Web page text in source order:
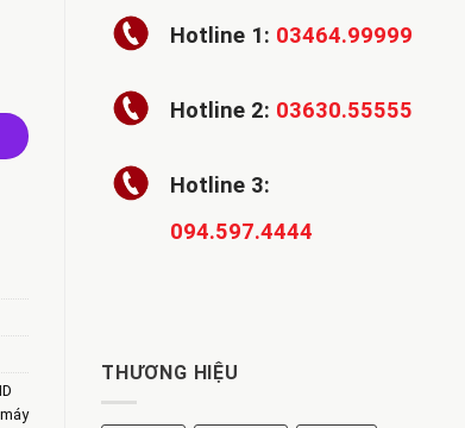
Hotline 1: 03464.99999
Hotline 2: 03630.55555
Hotline 3:
094.597.4444
THƯƠNG HIỆU
B số lượng